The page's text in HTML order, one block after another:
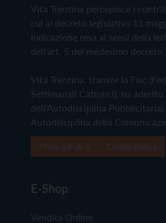
Vita Trentina percepisce i
cui al decreto legislativo 15
Indicazione resa ai sensi della
dell'art. 5 del medesimo decreto
Vita Trentina, tramite la Fisc
Settimanali Cattolici), ha
dell'Autodisciplina
Autodisciplina della
E-Shop
Vendita Online